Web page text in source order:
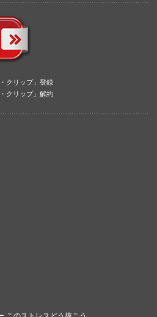
クリップ」登録
クリップ」解約
このストレスどう抜こう